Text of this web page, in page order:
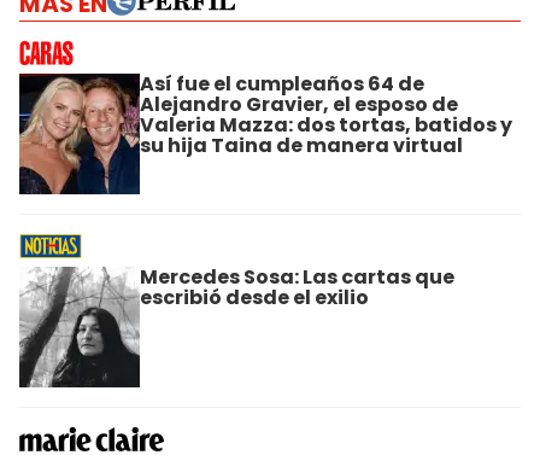
Así fue el cumpleaños 64 de
Alejandro Gravier, el esposo de
Valeria Mazza: dos tortas, batidos y
su hija Taina de manera virtual
Mercedes Sosa: Las cartas que
escribió desde el exilio